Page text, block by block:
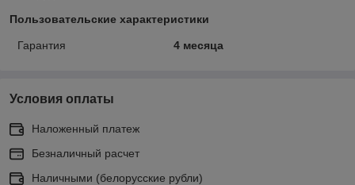
Пользовательские характеристики
Гарантия 4 месяца
Условия оплаты
Наложенный платеж
Безналичный расчет
Наличными (белорусские рубли)